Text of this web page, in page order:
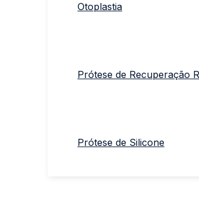
Otoplastia
Prótese de Recuperação
Prótese de Silicone